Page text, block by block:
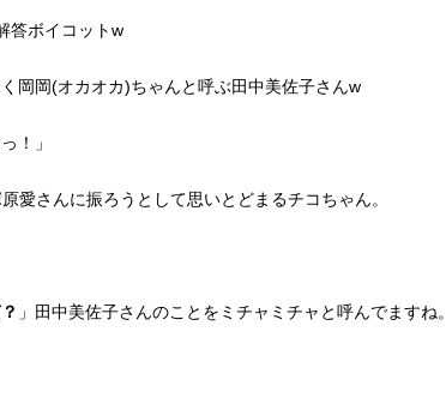
答ボイコットw
岡岡(オカオカ)ちゃんと呼ぶ田中美佐子さんw
！」
愛さんに振ろうとして思いとどまるチコちゃん。
」田中美佐子さんのことをミチャミチャと呼んでますね。